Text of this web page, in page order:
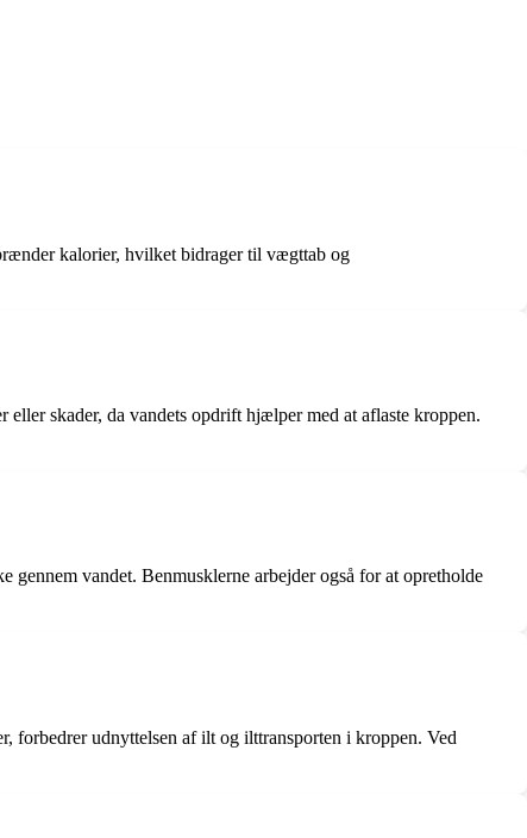
kalorier, hvilket bidrager til vægttab og
skader, da vandets opdrift hjælper med at aflaste kroppen.
vandet. Benmusklerne arbejder også for at opretholde
forbedrer udnyttelsen af ilt og ilttransporten i kroppen. Ved